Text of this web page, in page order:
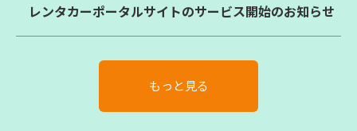
レンタカーポータルサイトのサービス開始のお知らせ
もっと見る